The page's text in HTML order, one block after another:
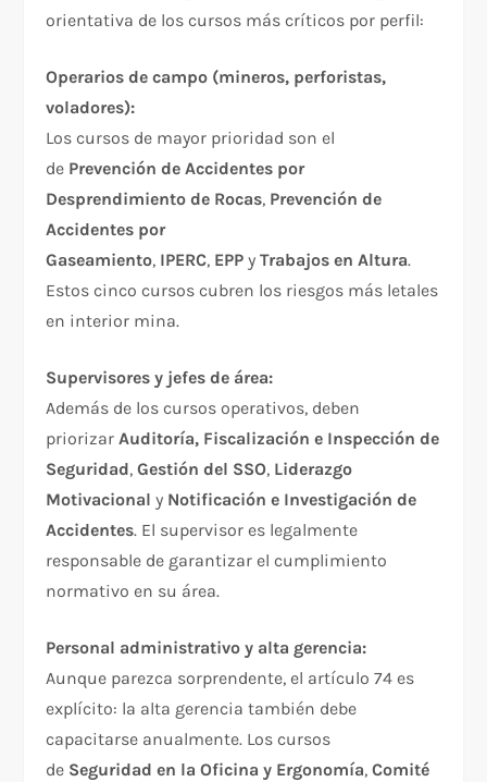
orientativa de los cursos más críticos por perfil:
Operarios de campo (mineros, perforistas,
voladores):
Los cursos de mayor prioridad son el
de Prevención de Accidentes por
Desprendimiento de Rocas, Prevención de
Accidentes por
Gaseamiento, IPERC, EPP yTrabajos en Altura.
Estos cinco cursos cubren los riesgos más letales
en interior mina.
Supervisores y jefes de área:
Además de los cursos operativos, deben
priorizarAuditoría, Fiscalización e Inspección de
Seguridad,Gestión del SSO, Liderazgo
Motivacional y Notificación e Investigación de
Accidentes. El supervisor es legalmente
responsable de garantizar el cumplimiento
normativo en su área.
Personal administrativo y alta gerencia:
Aunque parezca sorprendente, el artículo 74 es
explícito: la alta gerencia también debe
capacitarse anualmente. Los cursos
de Seguridad en la Oficina y Ergonomía,Comité